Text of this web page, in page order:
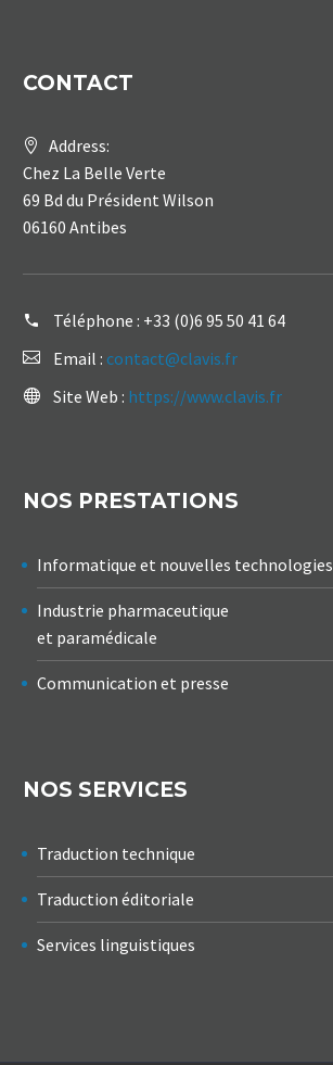
CONTACT
Address:
Chez La Belle Verte
69 Bd du Président Wilson
06160 Antibes
Téléphone : +33 (0)6 95 50 41 64
Email : contact@clavis.fr
Site Web : https://www.clavis.fr
NOS PRESTATIONS
Informatique et nouvelles technologies
Industrie pharmaceutique
et paramédicale
Communication et presse
NOS SERVICES
Traduction technique
Traduction éditoriale
Services linguistiques